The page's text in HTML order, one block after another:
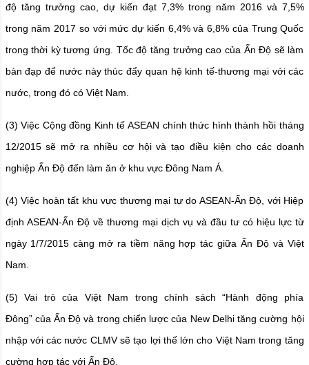
độ tăng trưởng cao, dự kiến đạt 7,3% trong năm 2016 và 7,5%
trong năm 2017 so với mức dự kiến 6,4% và 6,8% của Trung Quốc
trong thời kỳ tương ứng. Tốc độ tăng trưởng cao của Ấn Độ sẽ làm
bàn đạp để nước này thúc đẩy quan hệ kinh tế-thương mại với các
nước, trong đó có Việt Nam.
(3) Việc Cộng đồng Kinh tế ASEAN chính thức hình thành hồi tháng
12/2015 sẽ mở ra nhiều cơ hội và tạo điều kiện cho các doanh
nghiệp Ấn Độ đến làm ăn ở khu vực Đông Nam Á.
(4) Việc hoàn tất khu vực thương mại tự do ASEAN-Ấn Độ, với Hiệp
định ASEAN-Ấn Độ về thương mại dịch vụ và đầu tư có hiệu lực từ
ngày 1/7/2015 càng mở ra tiềm năng hợp tác giữa Ấn Độ và Việt
Nam.
(5) Vai trò của Việt Nam trong chính sách “Hành động phía
Đông” của Ấn Độ và trong chiến lược của New Delhi tăng cường hội
nhập với các nước CLMV sẽ tạo lợi thế lớn cho Việt Nam trong tăng
cường hợp tác với Ấn Độ.